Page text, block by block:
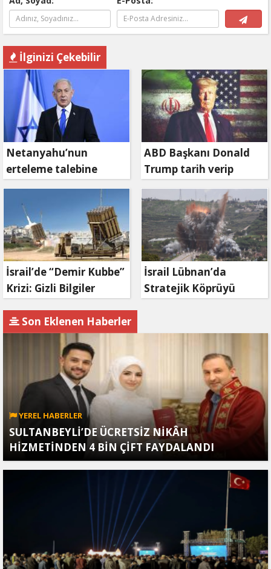
İlginizi Çekebilir
Netanyahu’nun
erteleme talebine
mahkemeden ret
ABD Başkanı Donald
Trump tarih verip
duyurdu: Savaş ne
zaman bitecek?
İsrail’de “Demir Kubbe”
Krizi: Gizli Bilgiler
Gözaltında
İsrail Lübnan’da
Stratejik Köprüyü
Son Eklenen Haberler
YEREL HABERLER
SULTANBEYLİ’DE ÜCRETSİZ NİKÂH
HİZMETİNDEN 4 BİN ÇİFT FAYDALANDI